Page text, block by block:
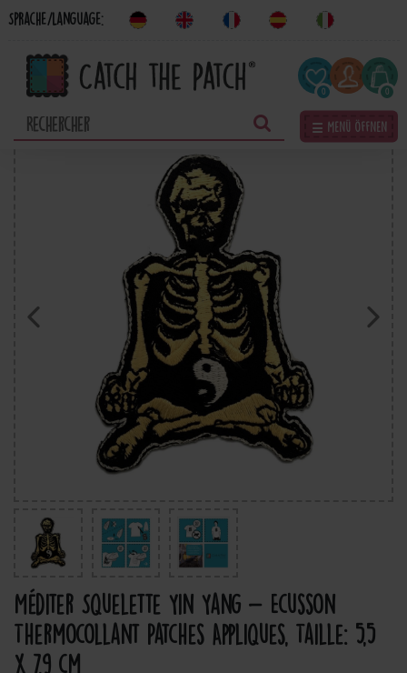
Sprache/Language:
0
☰ Menü öffnen
Méditer Squelette Yin Yang - Ecusson
Thermocollant Patches Appliques, Taille: 5,5
x 7,9 cm